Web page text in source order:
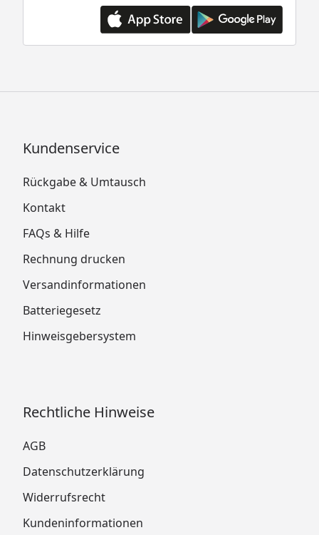
Kundenservice
Rückgabe & Umtausch
Kontakt
FAQs & Hilfe
Rechnung drucken
Versandinformationen
Batteriegesetz
Hinweisgebersystem
Rechtliche Hinweise
AGB
Datenschutzerklärung
Widerrufsrecht
Kundeninformationen